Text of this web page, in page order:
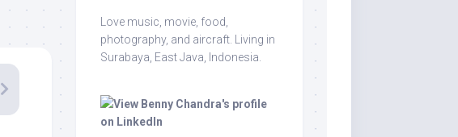
Love music, movie, food,
photography, and aircraft. Living in
Surabaya, East Java, Indonesia.